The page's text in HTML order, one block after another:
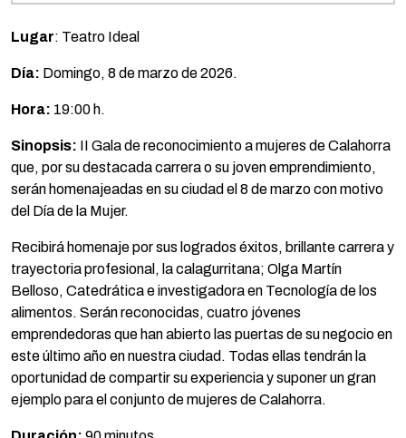
Lugar: Teatro Ideal
Día: Domingo, 8 de marzo de 2026.
Hora: 19:00 h.
Sinopsis: II Gala de reconocimiento a mujeres de Calahorra
que, por su destacada carrera o su joven emprendimiento,
serán homenajeadas en su ciudad el 8 de marzo con motivo
del Día de la Mujer.
Recibirá homenaje por sus logrados éxitos, brillante carrera y
trayectoria profesional, la calagurritana; Olga Martín
Belloso, Catedrática e investigadora en Tecnología de los
alimentos. Serán reconocidas, cuatro jóvenes
emprendedoras que han abierto las puertas de su negocio en
este último año en nuestra ciudad. Todas ellas tendrán la
oportunidad de compartir su experiencia y suponer un gran
ejemplo para el conjunto de mujeres de Calahorra.